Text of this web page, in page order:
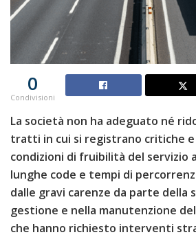
0
Condivisioni
La società non ha adeguato né
tratti in cui si registrano critiche
condizioni di fruibilità del servizio
lunghe code e tempi di
dalle gravi carenze da parte della
gestione e nella manutenzione
che hanno richiesto interventi